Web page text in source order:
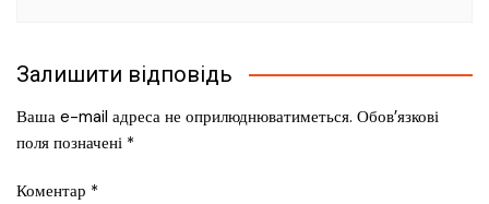
Залишити відповідь
Ваша e-mail адреса не оприлюднюватиметься. Обов’язкові
поля позначені *
Коментар *